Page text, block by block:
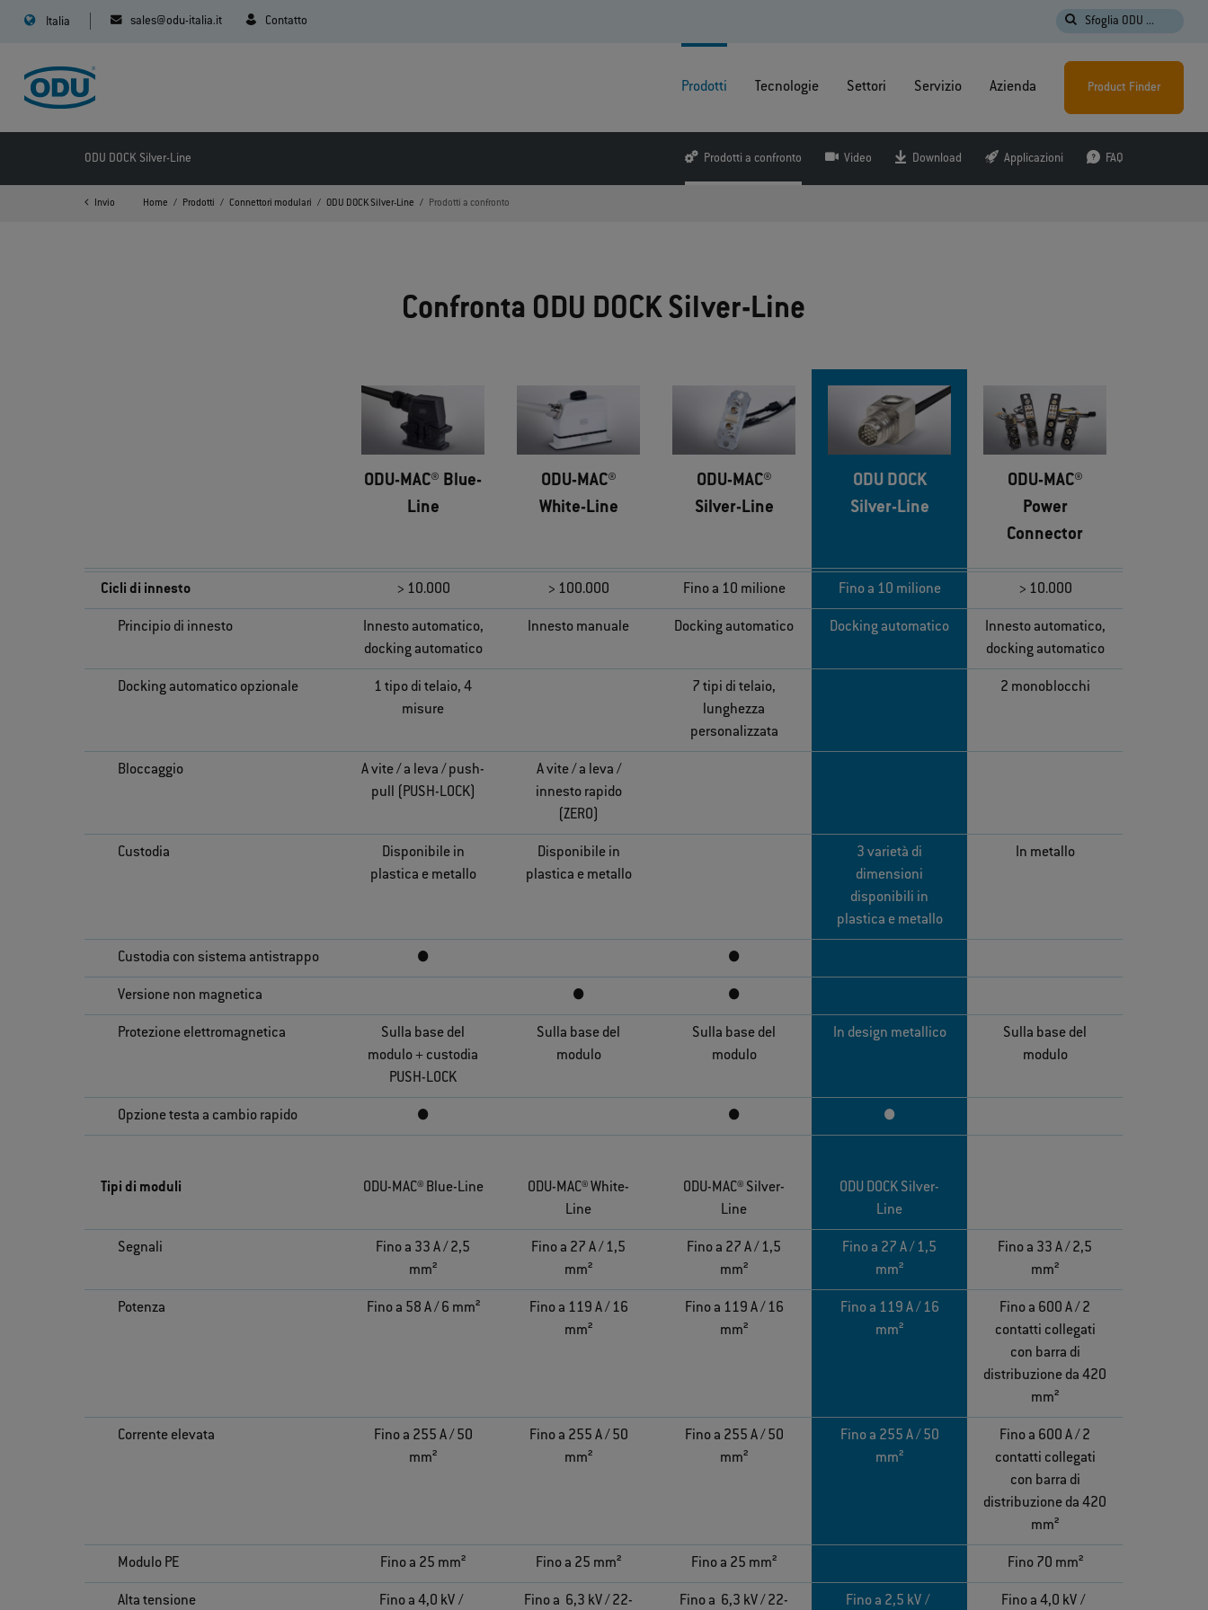
Italia sales@odu-italia.it Contatto Sfoglia ODU ...
Prodotti Tecnologie Settori Servizio Azienda Product Finder
ODU DOCK Silver-Line Prodotti a confronto Video Download Applicazioni FAQ
Invio Home Prodotti Connettori modulari ODU DOCK Silver-Line Prodotti a confronto
Confronta ODU DOCK Silver-Line
ODU-MAC® Blue-
Line
ODU-MAC®
White-Line
ODU-MAC®
Silver-Line
ODU DOCK
Silver-Line
ODU-MAC®
Power
Connector
Cicli di innesto > 10.000 > 100.000 Fino a 10 milione Fino a 10 milione > 10.000
Principio di innesto
Innesto automatico,
docking automatico
Innesto manuale Docking automatico Docking automatico
Innesto automatico,
docking automatico
Docking automatico opzionale
1 tipo di telaio, 4
misure
7 tipi di telaio,
lunghezza
personalizzata
2 monoblocchi
Bloccaggio
A vite / a leva / push-
pull (PUSH-LOCK)
A vite / a leva /
innesto rapido
(ZERO)
Custodia
Disponibile in
plastica e metallo
Disponibile in
plastica e metallo
3 varietà di
dimensioni
disponibili in
plastica e metallo
In metallo
Custodia con sistema antistrappo ● ●
Versione non magnetica ● ●
Protezione elettromagnetica
Sulla base del
modulo + custodia
PUSH-LOCK
Sulla base del
modulo
Sulla base del
modulo
In design metallico
Sulla base del
modulo
Opzione testa a cambio rapido ● ● ●
Tipi di moduli ODU-MAC® Blue-Line
ODU-MAC® White-
Line
ODU-MAC® Silver-
Line
ODU DOCK Silver-
Line
Segnali
Fino a 33 A / 2,5
mm²
Fino a 27 A / 1,5
mm²
Fino a 27 A / 1,5
mm²
Fino a 27 A / 1,5
mm²
Fino a 33 A / 2,5
mm²
Potenza Fino a 58 A / 6 mm²
Fino a 119 A / 16
mm²
Fino a 119 A / 16
mm²
Fino a 119 A / 16
mm²
Fino a 600 A / 2
contatti collegati
con barra di
distribuzione da 420
mm²
Corrente elevata
Fino a 255 A / 50
mm²
Fino a 255 A / 50
mm²
Fino a 255 A / 50
mm²
Fino a 255 A / 50
mm²
Fino a 600 A / 2
contatti collegati
con barra di
distribuzione da 420
mm²
Modulo PE Fino a 25 mm² Fino a 25 mm² Fino a 25 mm² Fino 70 mm²
Alta tensione
Fino a 4,0 kV /
Fino a 6,3 kV / 22-
Fino a 6,3 kV / 22-
Fino a 2,5 kV /
Fino a 4,0 kV /